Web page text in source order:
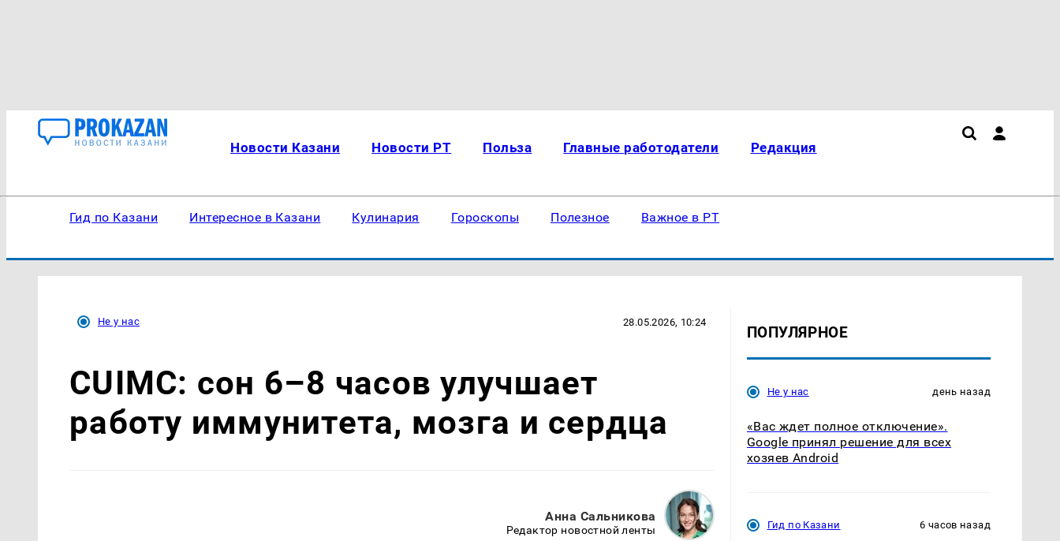
Новости Казани Новости РТ Польза Главные работодатели Редакция
Гид по Казани Интересное в Казани Кулинария Гороскопы Полезное Важное в РТ
Не у нас 28.05.2026, 10:24
CUIMC: сон 6–8 часов улучшает
работу иммунитета, мозга и сердца
Анна Сальникова
Редактор новостной ленты
ПОПУЛЯРНОЕ
Не у нас день назад
«Вас ждет полное отключение».
Google принял решение для всех
хозяев Android
Гид по Казани 6 часов назад